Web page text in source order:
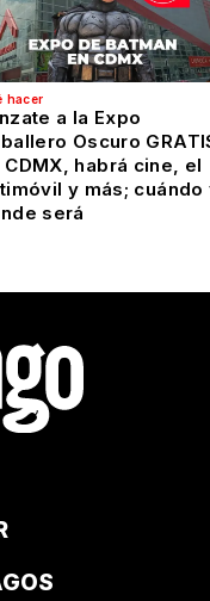
hacer
a la Expo
Oscuro
CDMX, habrá cine, el
y más; cuándo
será